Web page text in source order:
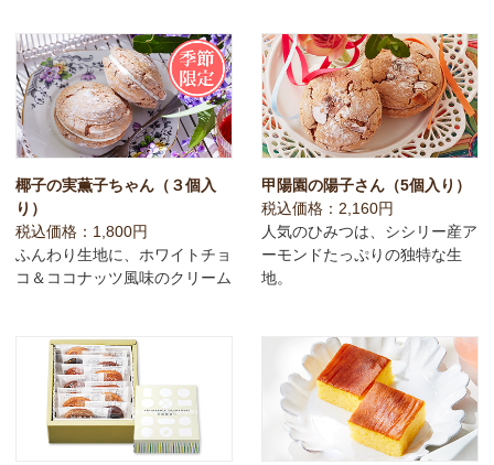
椰子の実薫子ちゃん（３個入
り）
税込価格：1,800円
ふんわり生地に、ホワイトチョ
コ＆ココナッツ風味のクリーム
甲陽園の陽子さん（5個入り）
税込価格：2,160円
人気のひみつは、シシリー産ア
ーモンドたっぷりの独特な生
地。